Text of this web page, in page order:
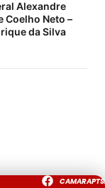
Alexandre
Coelho Neto –
da Silva